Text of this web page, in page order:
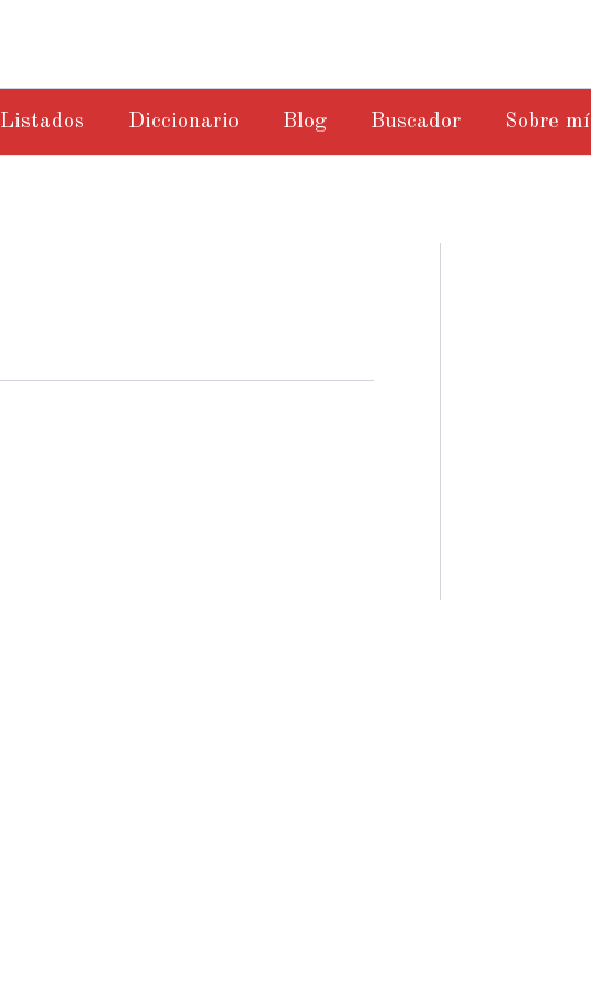
Listados Diccionario Blog Buscador Sobre mí